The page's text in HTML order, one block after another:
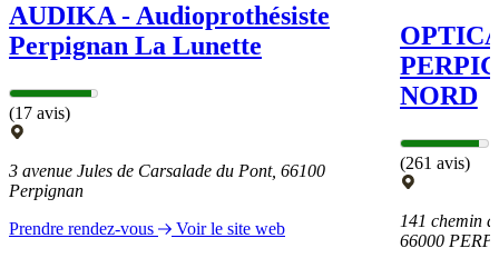
AUDIKA - Audioprothésiste
Perpignan La Lunette
(17 avis)
3 avenue Jules de Carsalade du Pont, 66100
Perpignan
Prendre rendez-vous
Voir le site web
NORD
(261 avis)
141 chemin
66000